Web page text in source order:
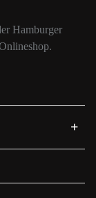
Hamburger